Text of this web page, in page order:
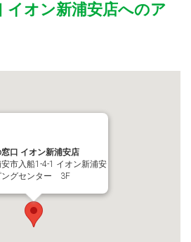
イオン新浦安店へのア
口 イオン新浦安店
市入船1-4-1 イオン新浦安
ングセンター 3F